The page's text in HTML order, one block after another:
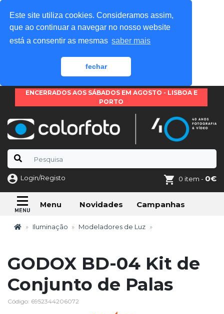
Este site utiliza cookies. Consideramos assim,
que ao continuar a navegar no nosso website
está a consentir as mesmas saber mais
fechar
ENCERRADOS AOS SÁBADOS EM AGOSTO - LISBOA E
PORTO
Login/Registo 0 item - 0€
Menu Novidades Campanhas
Iluminação Modeladores de Luz
GODOX BD-04 Kit de
Conjunto de Palas
Código: 6952344206072